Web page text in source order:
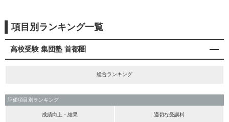
項目別ランキング一覧
高校受験 集団塾 首都圏
総合ランキング
評価項目別ランキング
成績向上・結果 適切な受講料